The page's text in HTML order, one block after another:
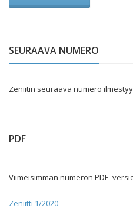
SEURAAVA NUMERO
Zeniitin seuraava numero
PDF
Viimeisimmän numeron PDF -
Zeniitti 1/2020